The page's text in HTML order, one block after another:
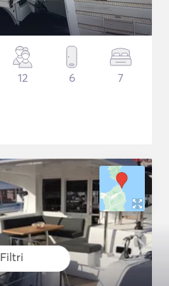
Filtri
12 6 7